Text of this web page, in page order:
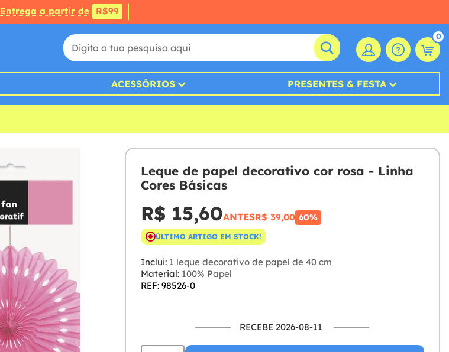
Entrega a partir de R$99
0
ACESSÓRIOS PRESENTES & FESTA
Leque de papel decorativo cor rosa - Linha
Cores Básicas
R$ 15,60ANTESR$ 39,00 60%
ÚLTIMO ARTIGO EM STOCK!
Inclui:1 leque decorativo de papel de 40 cm
Material:100% Papel
REF: 98526-0
RECEBE 2026-08-11